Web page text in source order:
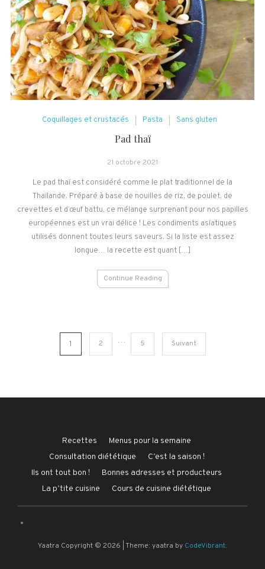
Coquillages et crustacés Pasta Sans gluten
Pad thaï
21 octobre 2021
Le pad thaï est considéré comme le plat traditionnel de la
Thaïlande. Préparé à base de nouilles de riz, de poulet, de
crevettes et d’œuf battu, ce mélange surprenant pour nos papilles
européennes est un vrai délice ! Les condiments asiatiques
utilisés donnent toutes leurs saveurs. Si la liste est assez
longue… la recette est quant […]
Continue Reading
Pagination
publications
1 2 … 5 Suivant
Recettes
Menus pour la semaine
Consultation diététique
C’est la saison !
Ils ont tout bon !
Bonnes adresses et producteurs
La p’tite cuisine
Cours de cuisine diététique
Yaatra Copyright © 2026 Theme: yaatra by CodeVibrant.